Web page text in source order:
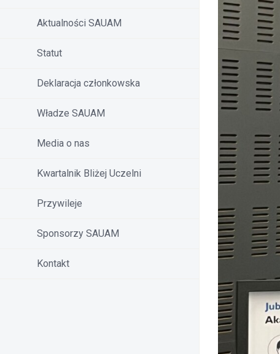
Aktualności SAUAM
Statut
Deklaracja członkowska
Władze SAUAM
Media o nas
Kwartalnik Bliżej Uczelni
Przywileje
Sponsorzy SAUAM
Kontakt